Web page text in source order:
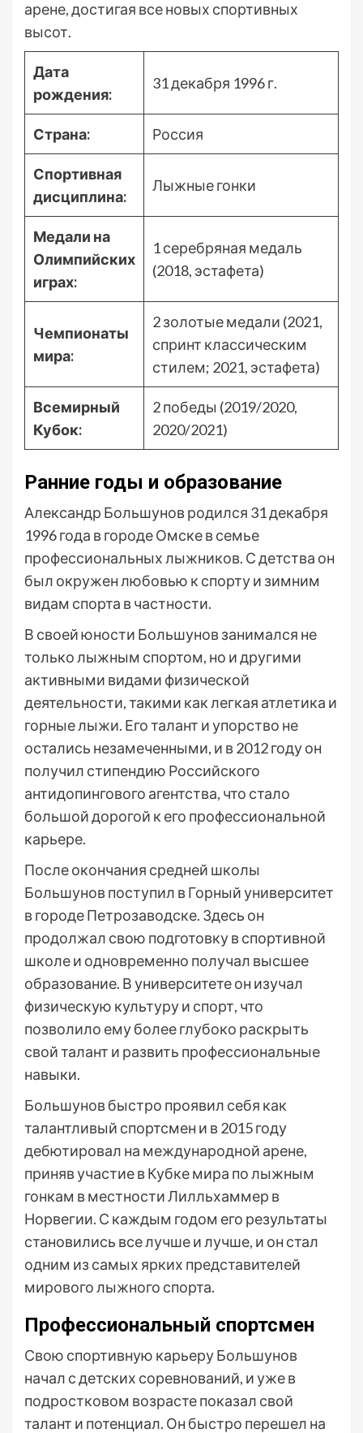
арене, достигая все новых спортивных
высот.
Дата
рождения:
31 декабря 1996 г.
Страна: Россия
Спортивная
дисциплина:
Лыжные гонки
Медали на
Олимпийских
играх:
1 серебряная медаль
(2018, эстафета)
Чемпионаты
мира:
2 золотые медали (2021,
спринт классическим
стилем; 2021, эстафета)
Всемирный
Кубок:
2 победы (2019/2020,
2020/2021)
Ранние годы и образование
Александр Большунов родился 31 декабря
1996 года в городе Омске в семье
профессиональных лыжников. С детства он
был окружен любовью к спорту и зимним
видам спорта в частности.
В своей юности Большунов занимался не
только лыжным спортом, но и другими
активными видами физической
деятельности, такими как легкая атлетика и
горные лыжи. Его талант и упорство не
остались незамеченными, и в 2012 году он
получил стипендию Российского
антидопингового агентства, что стало
большой дорогой к его профессиональной
карьере.
После окончания средней школы
Большунов поступил в Горный университет
в городе Петрозаводске. Здесь он
продолжал свою подготовку в спортивной
школе и одновременно получал высшее
образование. В университете он изучал
физическую культуру и спорт, что
позволило ему более глубоко раскрыть
свой талант и развить профессиональные
навыки.
Большунов быстро проявил себя как
талантливый спортсмен и в 2015 году
дебютировал на международной арене,
приняв участие в Кубке мира по лыжным
гонкам в местности Лилльхаммер в
Норвегии. С каждым годом его результаты
становились все лучше и лучше, и он стал
одним из самых ярких представителей
мирового лыжного спорта.
Профессиональный спортсмен
Свою спортивную карьеру Большунов
начал с детских соревнований, и уже в
подростковом возрасте показал свой
талант и потенциал. Он быстро перешел на